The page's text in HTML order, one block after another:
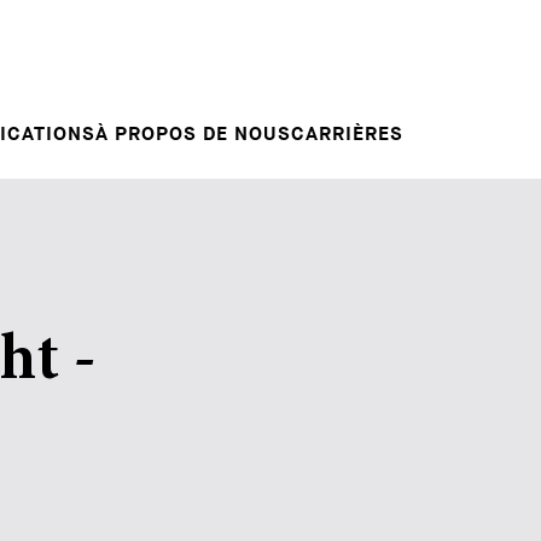
À PROPOS DE NOUSCARRIÈRES
-